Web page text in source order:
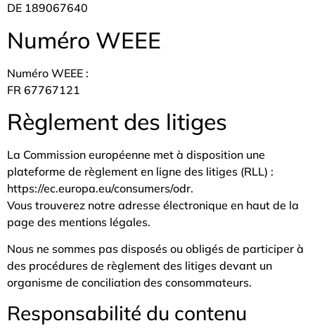
DE 189067640
Numéro WEEE
Numéro WEEE :
FR 67767121
Règlement des litiges
La Commission européenne met à disposition une
plateforme de règlement en ligne des litiges (RLL) :
https://ec.europa.eu/consumers/odr.
Vous trouverez notre adresse électronique en haut de la
page des mentions légales.
Nous ne sommes pas disposés ou obligés de participer à
des procédures de règlement des litiges devant un
organisme de conciliation des consommateurs.
Responsabilité du contenu